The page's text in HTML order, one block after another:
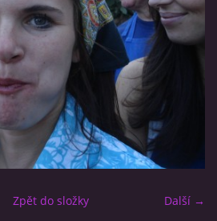
ČLÁNEK Z ROZDROJOVICKÉ
- VIDEO
Další →
Zpět do složky